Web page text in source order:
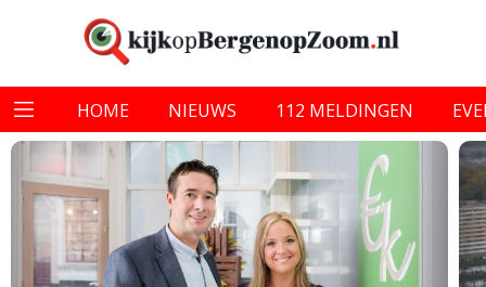
HOME NIEUWS 112 MELDINGEN